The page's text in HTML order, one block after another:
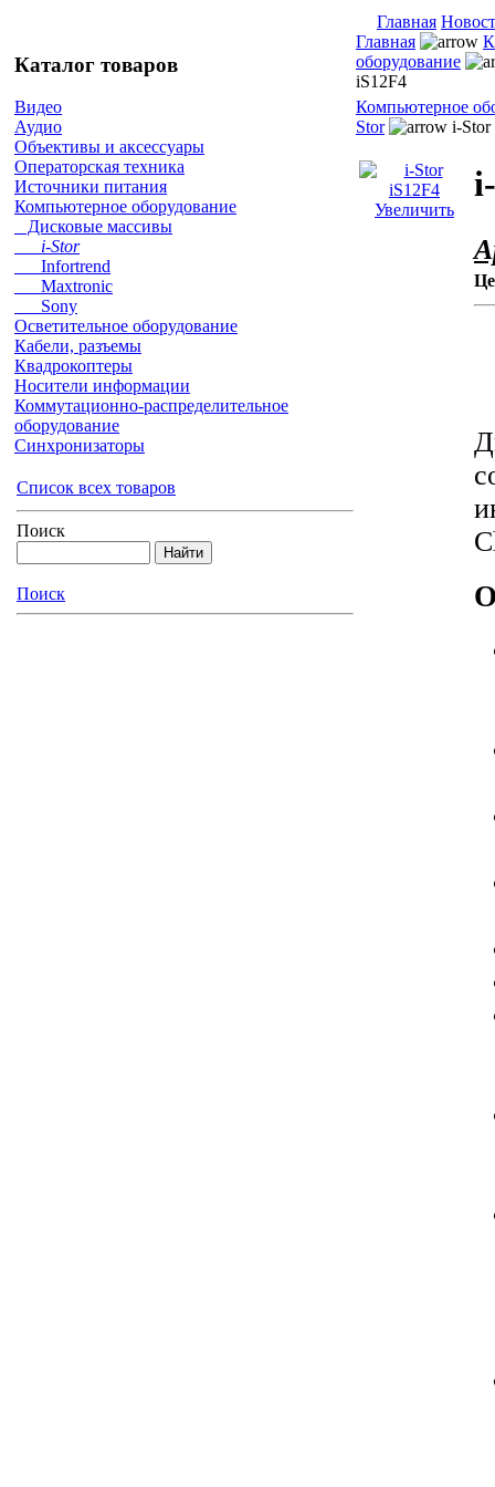
Главная
Каталог товаров
Видео
Аудио
Объективы и аксессуары
Операторская техника
Источники питания
Компьютерное оборудование
Дисковые массивы
i-Stor
Infortrend
Maxtronic
Sony
Осветительное оборудование
Кабели, разъемы
Квадрокоптеры
Носители информации
Коммутационно-распределительное
оборудование
Синхронизаторы
Список всех товаров
Поиск
Поиск
Главная
оборудование
iS12F4
Компьютерное
Stor
i-Stor
Увеличить